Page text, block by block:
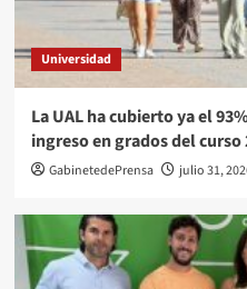
Universidad
La UAL ha cubierto ya el
ingreso en grados del curso
GabinetedePrensa julio 31,